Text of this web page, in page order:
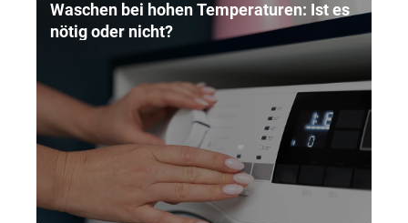
Waschen bei hohen Temperaturen: Ist es
nötig oder nicht?